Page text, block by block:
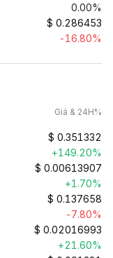
0.00%
$ 0.286453
-16.80%
Giá & 24H%
$ 0.351332
+149.20%
$ 0.00613907
+1.70%
$ 0.137658
-7.80%
$ 0.02016993
+21.60%